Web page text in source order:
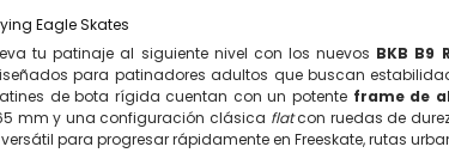
Eagle Skates
tu patinaje al siguiente nivel con los nuevos BKB B9
para patinadores adultos que buscan
de bota rígida cuentan con un potente frame de
mm y una configuración clásica flatcon ruedas de
para progresar rápidamente en Freeskate, rutas